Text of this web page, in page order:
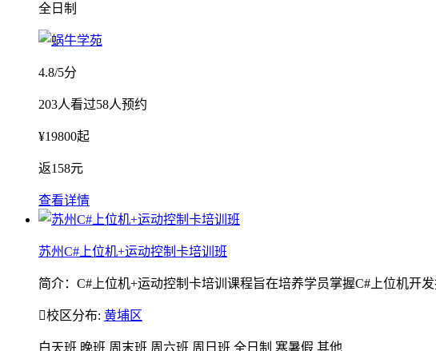
全日制
4.8/5分
203人看过58人预约
¥19800起
返158元
查看详情
苏州C#上位机+运动控制卡培训班
简介：C#上位机+运动控制卡培训课程旨在培养学员掌握C#上位机开
校区分布: 黄埔区
白天班 晚班 周末班 周六班 周日班 全日制 寒暑假 其他